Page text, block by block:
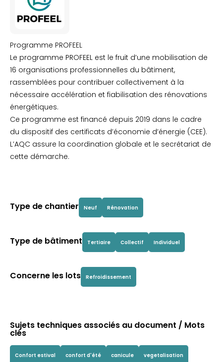
Programme PROFEEL
Le programme PROFEEL est le fruit d’une mobilisation de
16 organisations professionnelles du bâtiment,
rassemblées pour contribuer collectivement à la
nécessaire accélération et fiabilisation des rénovations
énergétiques.
Ce programme est financé depuis 2019 dans le cadre
du dispositif des certificats d’économie d’énergie (CEE).
L’AQC assure la coordination globale et le secrétariat de
cette démarche.
Type de chantier Neuf Rénovation
Type de bâtiment Tertiaire Collectif Individuel
Concerne les lots Refroidissement
Sujets techniques associés au document / Mots
clés
Confort estival confort d'été canicule vegetalisation